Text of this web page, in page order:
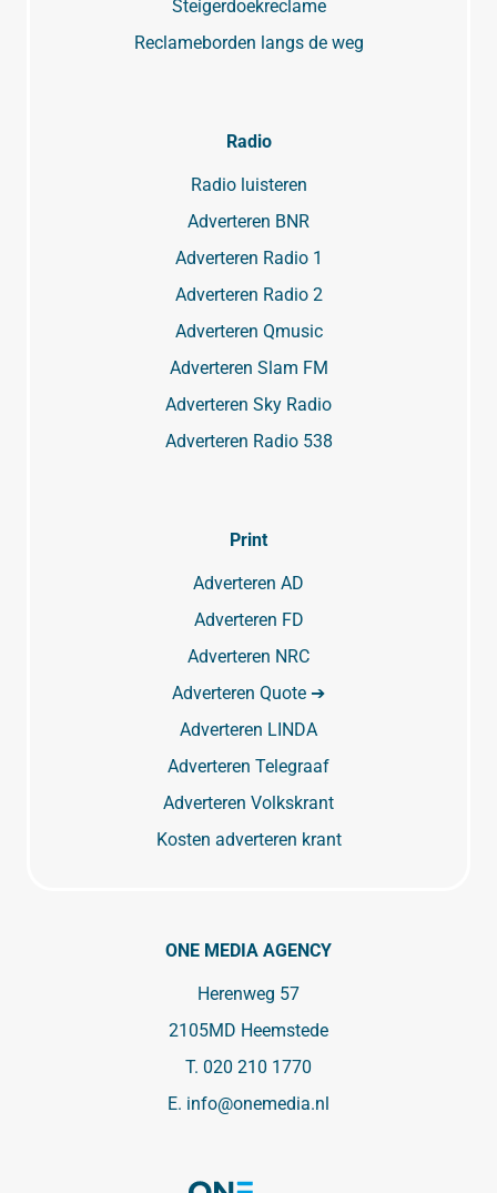
Steigerdoekreclame
Reclameborden langs de weg
Radio
Radio luisteren
Adverteren BNR
Adverteren Radio 1
Adverteren Radio 2
Adverteren Qmusic
Adverteren Slam FM
Adverteren Sky Radio
Adverteren Radio 538
Print
Adverteren AD
Adverteren FD
Adverteren NRC
Adverteren Quote ➔
Adverteren LINDA
Adverteren Telegraaf
Adverteren Volkskrant
Kosten adverteren krant
ONE MEDIA AGENCY
Herenweg 57
2105MD Heemstede
T. 020 210 1770
E. info@onemedia.nl